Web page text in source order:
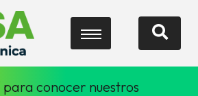
para conocer nuestros